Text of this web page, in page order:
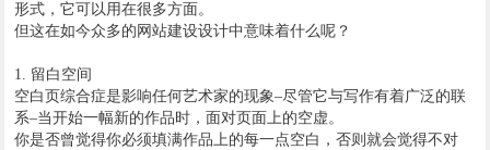
形式，它可以用在很多方面。
但这在如今众多的网站建设设计中意味着什么呢？
1. 留白空间
空白页综合症是影响任何艺术家的现象–尽管它与写作有着广泛的联
系–当开始一幅新的作品时，面对页面上的空虚。
你是否曾觉得你必须填满作品上的每一点空白，否则就会觉得不对